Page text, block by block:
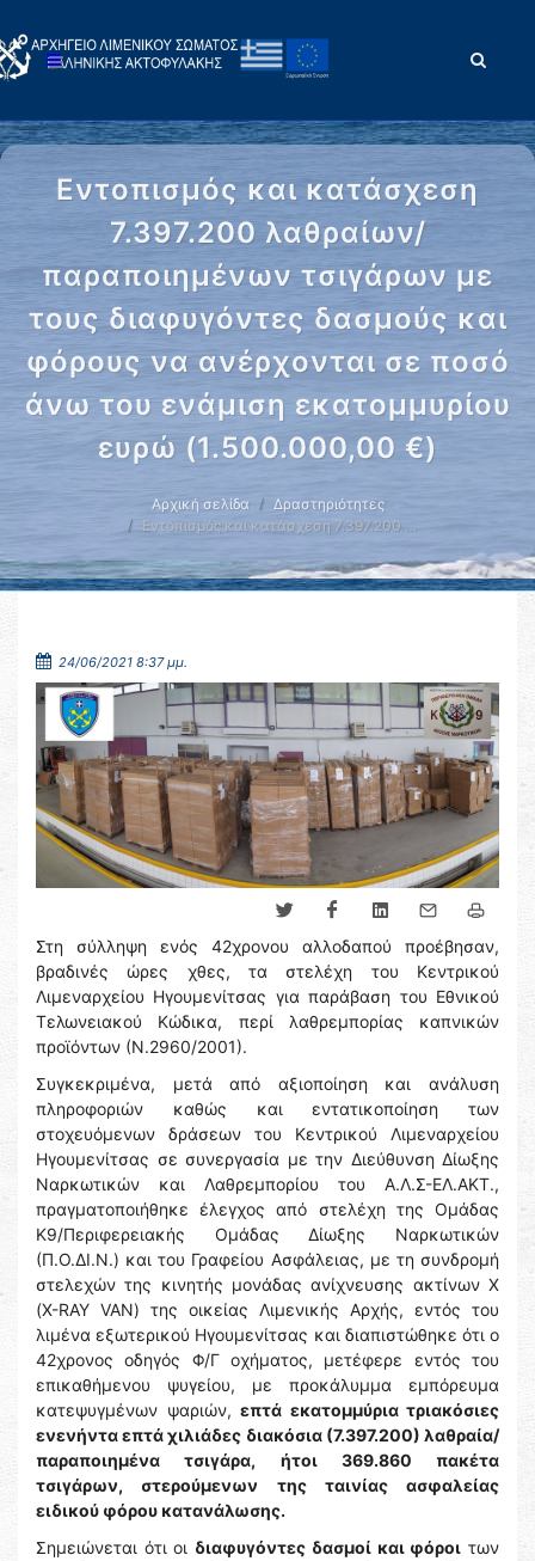
Εντοπισμός και κατάσχεση
7.397.200 λαθραίων/
παραποιημένων τσιγάρων με
τους διαφυγόντες δασμούς και
φόρους να ανέρχονται σε ποσό
άνω του ενάμιση εκατομμυρίου
ευρώ (1.500.000,00 €)
Αρχική σελίδα
Δραστηριότητες
Εντοπισμός και κατάσχεση 7.397.200 …
24/06/2021 8:37 μμ.
Στη σύλληψη ενός 42χρονου αλλοδαπού προέβησαν,
βραδινές ώρες χθες, τα στελέχη του Κεντρικού
Λιμεναρχείου Ηγουμενίτσας για παράβαση του Εθνικού
Τελωνειακού Κώδικα, περί λαθρεμπορίας καπνικών
προϊόντων (Ν.2960/2001).
Συγκεκριμένα, μετά από αξιοποίηση και ανάλυση
πληροφοριών καθώς και εντατικοποίηση των
στοχευόμενων δράσεων του Κεντρικού Λιμεναρχείου
Ηγουμενίτσας σε συνεργασία με την Διεύθυνση Δίωξης
Ναρκωτικών και Λαθρεμπορίου του Α.Λ.Σ-ΕΛ.ΑΚΤ.,
πραγματοποιήθηκε έλεγχος από στελέχη της Ομάδας
Κ9/Περιφερειακής Ομάδας Δίωξης Ναρκωτικών
(Π.Ο.ΔΙ.Ν.) και του Γραφείου Ασφάλειας, με τη συνδρομή
στελεχών της κινητής μονάδας ανίχνευσης ακτίνων Χ
(X-RAY VAN) της οικείας Λιμενικής Αρχής, εντός του
λιμένα εξωτερικού Ηγουμενίτσας και διαπιστώθηκε ότι ο
42χρονος οδηγός Φ/Γ οχήματος, μετέφερε εντός του
επικαθήμενου ψυγείου, με προκάλυμμα εμπόρευμα
κατεψυγμένων ψαριών, επτά εκατομμύρια τριακόσιες
ενενήντα επτά χιλιάδες διακόσια (7.397.200) λαθραία/
παραποιημένα τσιγάρα, ήτοι 369.860 πακέτα
τσιγάρων, στερούμενων της ταινίας ασφαλείας
ειδικού φόρου κατανάλωσης.
Σημειώνεται ότι οι διαφυγόντες δασμοί και φόροι των